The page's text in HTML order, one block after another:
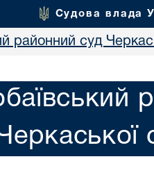
Судова влада
районний суд